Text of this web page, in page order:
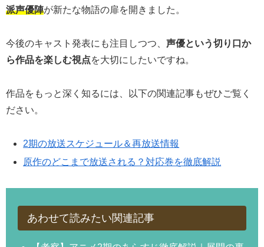
派声優陣が新たな物語の扉を開きました。
今後のキャスト発表にも注目しつつ、 声優という切り口か
ら作品を楽しむ視点を大切にしたいですね。
作品をもっと深く知るには、以下の関連記事もぜひご覧く
ださい。
2期の放送スケジュール＆再放送情報
原作のどこまで放送される？対応巻を徹底解説
あわせて読みたい関連記事